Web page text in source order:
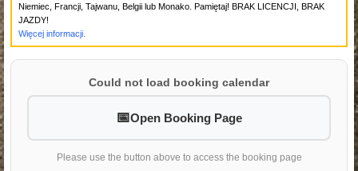
Niemiec, Francji, Tajwanu, Belgii lub Monako. Pamiętaj! BRAK LICENCJI, BRAK
JAZDY!
Więcej informacji.
Could not load booking calendar
Open Booking Page
Please use the button above to access the booking page